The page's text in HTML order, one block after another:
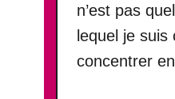
n’est pas
lequel je suis
concentrer